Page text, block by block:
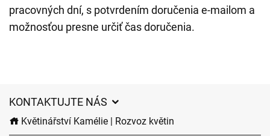
pracovných dní, s potvrdením doručenia e-mailom a
možnosťou presne určiť čas doručenia.
KONTAKTUJTE NÁS
Květinářství Kamélie | Rozvoz květin